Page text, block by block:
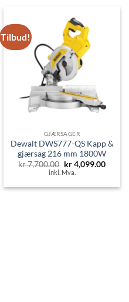
Tilbud!
GJÆRSAGER
Dewalt DWS777-QS Kapp &
gjærsag 216 mm 1800W
kr7,700.00 Opprinnelig
pris
kr 7,700.00.
kr4,099.00
kr
inkl. Mva.